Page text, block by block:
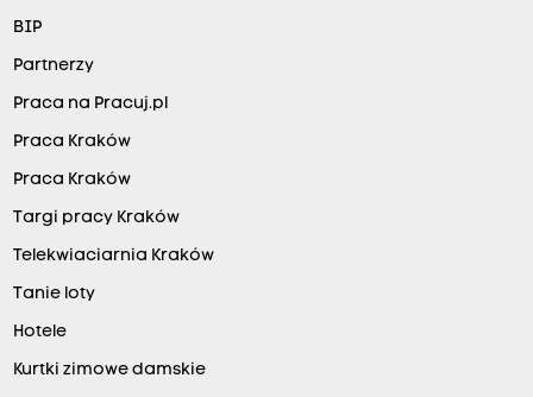
BIP
Partnerzy
Praca na Pracuj.pl
Praca Kraków
Praca Kraków
Targi pracy Kraków
Telekwiaciarnia Kraków
Tanie loty
Hotele
Kurtki zimowe damskie